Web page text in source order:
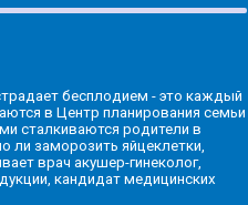
бесплодием - это каждый
в Центр планирования семьи
сталкиваются родители в
ли заморозить яйцеклетки,
врач акушер-гинеколог,
кандидат медицинских